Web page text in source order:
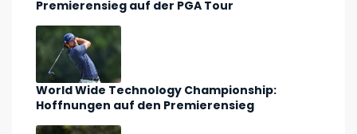
Premierensieg auf der PGA Tour
World Wide Technology Championship:
Hoffnungen auf den Premierensieg